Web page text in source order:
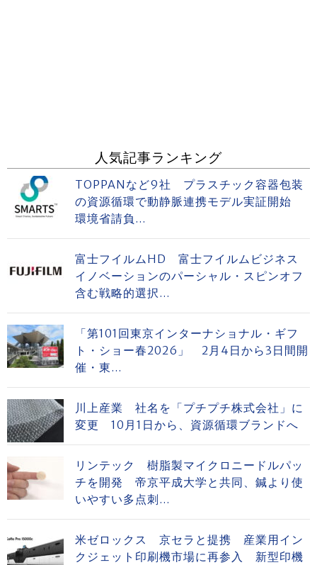
人気記事ランキング
TOPPANなど9社 プラスチック容器包装
の資源循環で動静脈連携モデル実証開始
環境省請負...
富士フイルムHD 富士フイルムビジネス
イノベーションのパーシャル・スピンオフ
含む戦略的選択...
「第101回東京インターナショナル・ギフ
ト・ショー春2026」 2月4日から3日間開
催・東...
川上産業 社名を「プチプチ株式会社」に
変更 10月1日から、資源循環ブランドへ
リンテック 樹脂製マイクロニードルパッ
チを開発 帝京平成大学と共同、鍼より使
いやすい多点刺...
米ゼロックス 京セラと提携 産業用イン
クジェット印刷機市場に再参入 新型印機